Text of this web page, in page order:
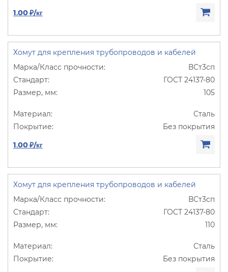
1.00 ₽/кг
Хомут для крепления трубопроводов и кабелей
ВСт3сп
ГОСТ 24137-80
105
Сталь
Без покрытия
1.00 ₽/кг
Хомут для крепления трубопроводов и кабелей
ВСт3сп
ГОСТ 24137-80
110
Сталь
Без покрытия